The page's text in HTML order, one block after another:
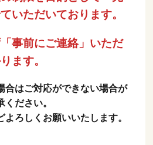
いただいております。
事前にご連絡」いただ
ます。
合はご対応ができない場合が
ださい。
ろしくお願いいたします。